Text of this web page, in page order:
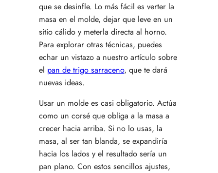
que se desinfle. Lo más fácil es verter la
masa en el molde, dejar que leve en un
sitio cálido y meterla directa al horno.
Para explorar otras técnicas, puedes
echar un vistazo a nuestro artículo sobre
el pan de trigo sarraceno, que te dará
nuevas ideas.
Usar un molde es casi obligatorio. Actúa
como un corsé que obliga a la masa a
crecer hacia arriba. Si no lo usas, la
masa, al ser tan blanda, se expandiría
hacia los lados y el resultado sería un
pan plano. Con estos sencillos ajustes,